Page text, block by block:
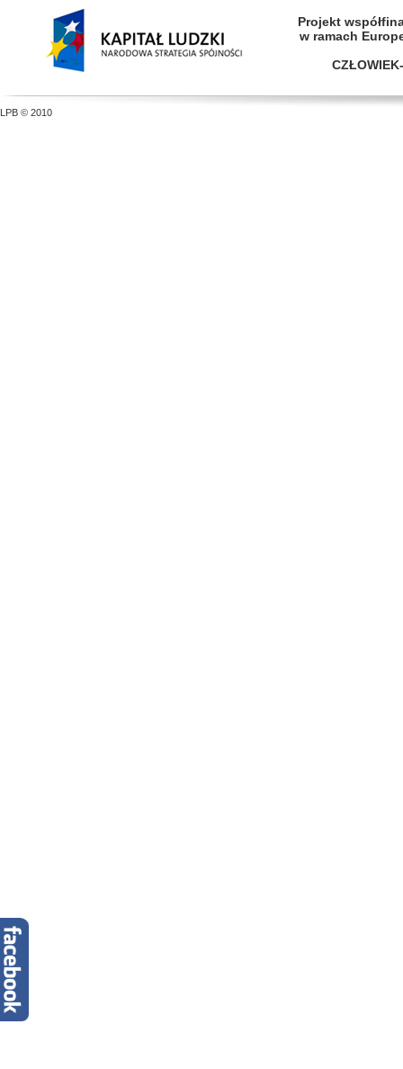
Projekt
w ramach
LPB © 2010